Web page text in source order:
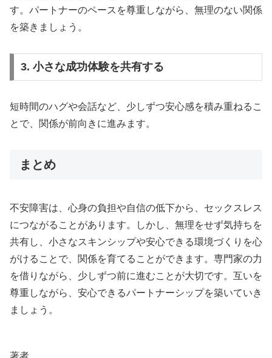
す。パートナーのペースを尊重しながら、無理のない関係
を築きましょう。
3. 小さな成功体験を共有する
短時間のハグや会話など、少しずつ安心感を積み重ねるこ
とで、関係が前向きに進みます。
まとめ
不安障害は、心身の負担や自信の低下から、セックスレス
につながることがあります。しかし、無理をせず気持ちを
共有し、小さなスキンシップや安心できる環境づくりを心
がけることで、関係を育てることができます。専門家の力
を借りながら、少しずつ前に進むことが大切です。互いを
尊重しながら、安心できるパートナーシップを築いていき
ましょう。
著者